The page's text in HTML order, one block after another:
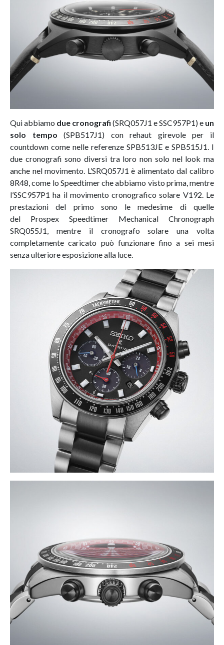
Qui abbiamo due cronografi (SRQ057J1 e SSC957P1) e un
solo tempo (SPB517J1) con rehaut girevole per il
countdown come nelle referenze SPB513JE e SPB515J1. I
due cronografi sono diversi tra loro non solo nel look ma
anche nel movimento. L’SRQ057J1 è alimentato dal calibro
8R48, come lo Speedtimer che abbiamo visto prima, mentre
l’SSC957P1 ha il movimento cronografico solare V192. Le
prestazioni del primo sono le medesime di quelle
del Prospex Speedtimer Mechanical Chronograph
SRQ055J1, mentre il cronografo solare una volta
completamente caricato può funzionare fino a sei mesi
senza ulteriore esposizione alla luce.